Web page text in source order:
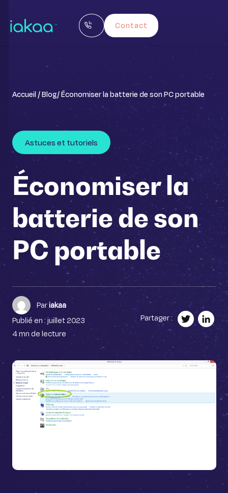
Contact
Accueil /Blog/ Économiser la batterie de son PC portable
Astuces et tutoriels
Économiser la
batterie de son
PC portable
Pariakaa
Publié en : juillet 2023
4 mn de lecture
Partager :